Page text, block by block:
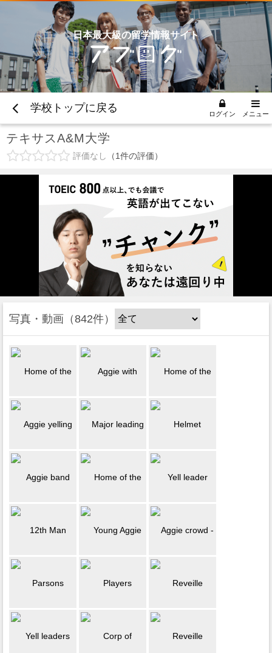
日本最大級の留学情報サイト
学校トップに戻る ログイン メニュー
テキサスA&M大学
評価なし 1件の評価
写真・動画 842件